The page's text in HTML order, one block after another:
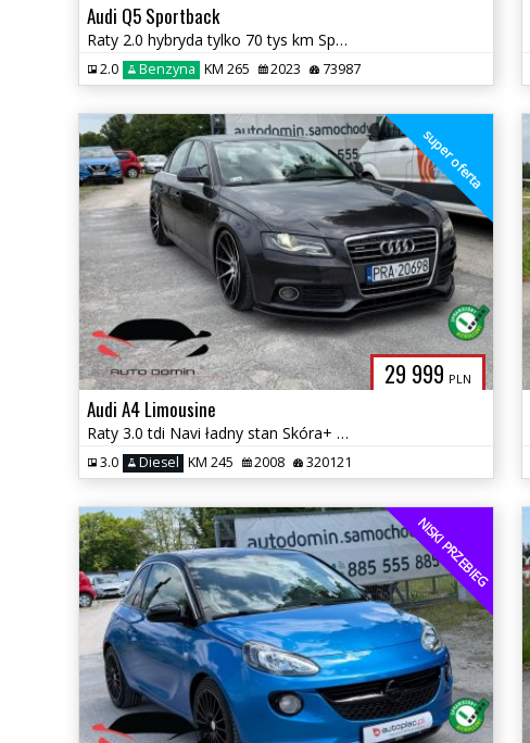
Audi Q5 Sportback
Raty 2.0 hybryda tylko 70 tys km Sportback Automat S-line Gwarancja
2.0 Benzyna KM 265 2023 73987
29 999 PLN
super oferta
Audi A4 Limousine
Raty 3.0 tdi Navi ładny stan Skóra+ alcantara Klimatronic
3.0 Diesel KM 245 2008 320121
NISKI PRZEBIEG